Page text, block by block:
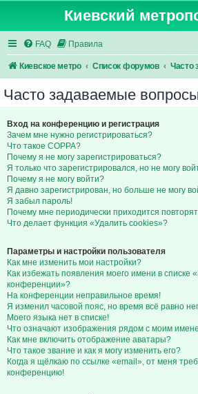
Киевский
FAQ Правила
Киевское метро Список форумов
Часто задаваемые
Вход на конференцию и регистрация
Зачем мне нужно регистрироваться?
Что такое COPPA?
Почему я не могу зарегистрироваться?
Я только что зарегистрировался, но не могу
Почему я не могу войти?
Я давно зарегистрирован, но больше не могу
Я забыл пароль!
Почему мне периодически приходится
Что делает функция «Удалить cookies»?
Параметры и настройки пользователя
Как мне изменить мои настройки?
Как избежать появления моего имени в списке
конференции»?
На конференции неправильное время!
Я изменил часовой пояс, но время всё равно
Моего языка нет в списке!
Что означают изображения рядом с моим
Как мне включить отображение аватары?
Что такое звание и как я могу изменить его?
Когда я щёлкаю по ссылке «email», от меня
конференцию!